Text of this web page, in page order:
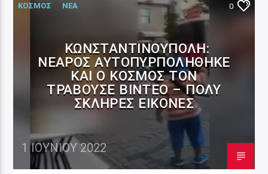
ΚΟΣΜΟΣ ΝΕΑ 0
ΚΩΝΣΤΑΝΤΙΝΟΎΠΟΛΗ:
ΝΕΑΡΌΣ ΑΥΤΟΠΥΡΠΟΛΉΘΗΚΕ
ΚΑΙ Ο ΚΌΣΜΟΣ ΤΟΝ
ΤΡΑΒΟΎΣΕ ΒΊΝΤΕΟ – ΠΟΛΎ
ΣΚΛΗΡΈΣ ΕΙΚΌΝΕΣ
1 ΙΟΥΝΊΟΥ 2022